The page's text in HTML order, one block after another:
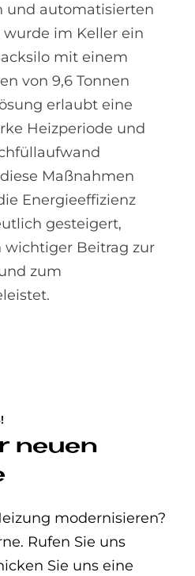
und automatisierten
im Keller ein
mit einem
von 9,6 Tonnen
erlaubt eine
Heizperiode und
Maßnahmen
Energieeffizienz
gesteigert,
wichtiger Beitrag zur
zum
neuen
modernisieren?
Rufen Sie uns
Sie uns eine